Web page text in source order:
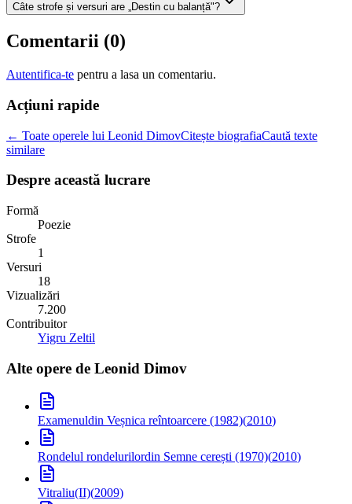
Câte strofe și versuri are „Destin cu balanță"?
Comentarii (0)
Autentifica-te pentru a lasa un comentariu.
Acțiuni rapide
← Toate operele lui Leonid DimovCitește biografiaCaută texte
similare
Despre această lucrare
Formă
Poezie
Strofe
1
Versuri
18
Vizualizări
7.200
Contribuitor
Yigru Zeltil
Alte opere de Leonid Dimov
Examenuldin Veșnica reîntoarcere (1982)(2010)
Rondelul rondelurilordin Semne cerești (1970)(2010)
Vitraliu(II)(2009)